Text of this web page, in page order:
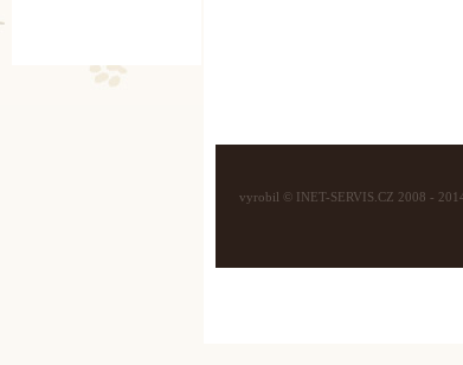
vyrobil © INET-SERVIS.CZ 2008 -